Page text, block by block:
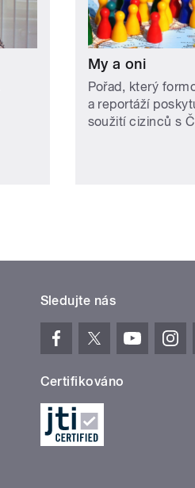
My a oni
Pořad, který
a reportáží
soužití cizinců s
Sledujte nás
Certifikováno